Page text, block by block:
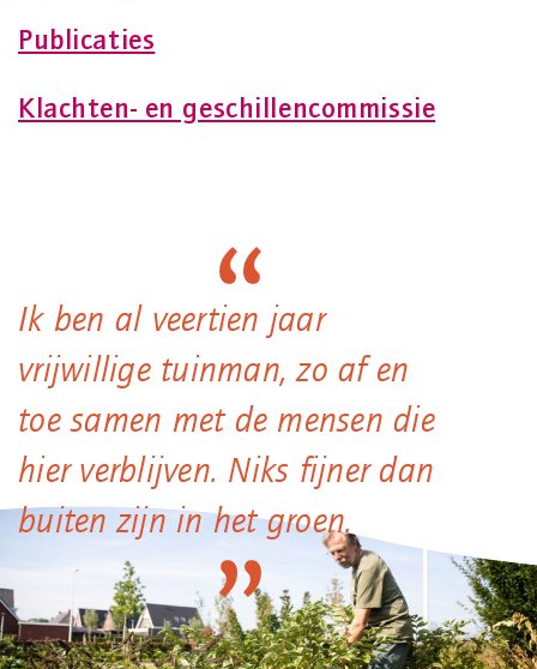
Publicaties
Klachten- en geschillencommissie
Ik ben al veertien jaar
vrijwillige tuinman, zo af en
toe samen met de mensen die
hier verblijven. Niks fijner dan
buiten zijn in het groen.